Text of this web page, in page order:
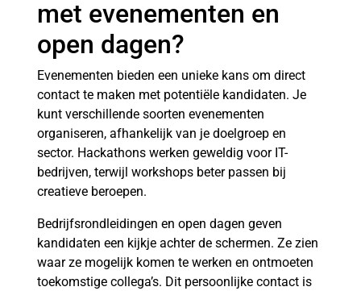
met evenementen en
open dagen?
Evenementen bieden een unieke kans om direct
contact te maken met potentiële kandidaten. Je
kunt verschillende soorten evenementen
organiseren, afhankelijk van je doelgroep en
sector. Hackathons werken geweldig voor IT-
bedrijven, terwijl workshops beter passen bij
creatieve beroepen.
Bedrijfsrondleidingen en open dagen geven
kandidaten een kijkje achter de schermen. Ze zien
waar ze mogelijk komen te werken en ontmoeten
toekomstige collega’s. Dit persoonlijke contact is